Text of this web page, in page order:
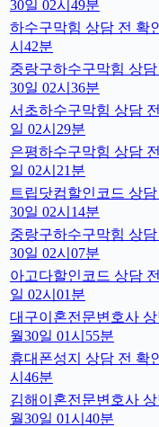
30일 02시49분
하수구막힘 상담 전 확
시42분
중랑구하수구막힘 상
30일 02시36분
서초하수구막힘 상담
일 02시29분
은평하수구막힘 상담
일 02시21분
트립닷컴할인코드 상
30일 02시14분
중랑구하수구막힘 상
30일 02시07분
아고다할인코드 상담
일 02시01분
대구이혼전문변호사
월30일 01시55분
휴대폰성지 상담 전 확
시46분
김해이혼전문변호사
월30일 01시40분